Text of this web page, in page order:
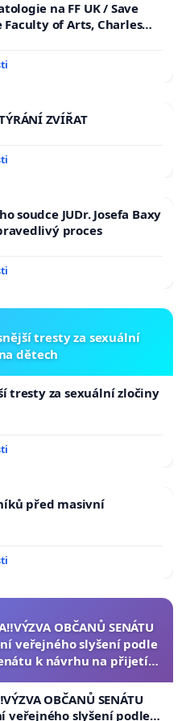
platforem (Uber,
nebo zakázaným
blokují dopravu
zákazníka nebo jej
připravovaná opatření
které centrum
dlouhodobým
na taxislužbu
rozvolnění trhu
na tzv. flotilovém
k celé řadě problémů,
na FF UK / Save
of Arts, Charles
ZVÍŘAT
soudce JUDr. Josefa Baxy
proces
tresty za sexuální
dětech
tresty za sexuální zločiny
před masivní
OBČANŮ SENÁTU
veřejného slyšení podle
k návrhu na přijetí
OBČANŮ SENÁTU
veřejného slyšení podle §